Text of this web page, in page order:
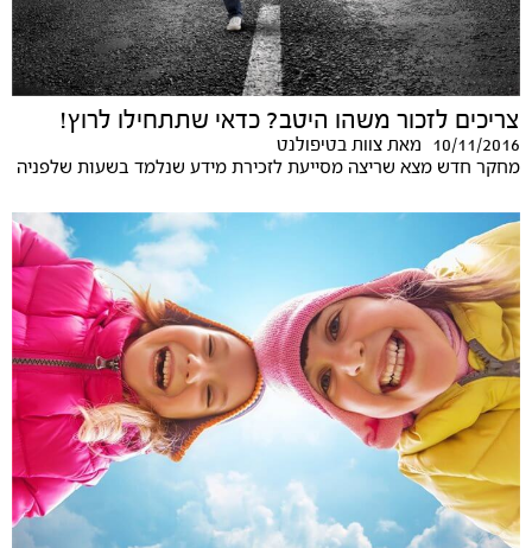
צריכים לזכור משהו היטב? כדאי שתתחילו לרוץ!
10/11/2016 מאת צוות בטיפולנט
מחקר חדש מצא שריצה מסייעת לזכירת מידע שנלמד בשעות שלפניה